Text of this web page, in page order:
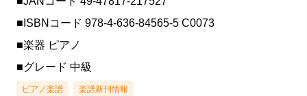
■ISBNコード 978-4-636-84565-5 C0073
■楽器 ピアノ
■グレード 中級
ピアノ楽譜 楽譜新刊情報